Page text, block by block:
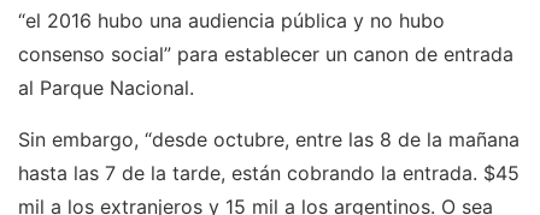
“el 2016 hubo una audiencia pública y no hubo
consenso social” para establecer un canon de entrada
al Parque Nacional.
Sin embargo, “desde octubre, entre las 8 de la mañana
hasta las 7 de la tarde, están cobrando la entrada. $45
mil a los extranjeros y 15 mil a los argentinos. O sea